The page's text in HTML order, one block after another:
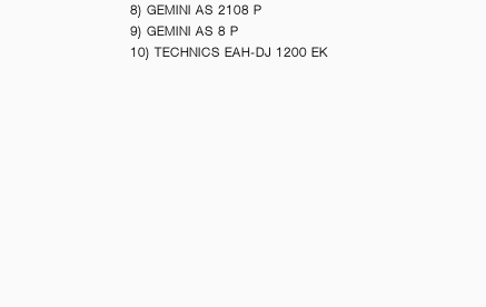
8) GEMINI AS 2108 P
9) GEMINI AS 8 P
10) TECHNICS EAH-DJ 1200 EK